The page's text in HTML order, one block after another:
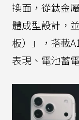
換面，從鈦金
體成型設計，
板）」，搭載
表現、電池蓄